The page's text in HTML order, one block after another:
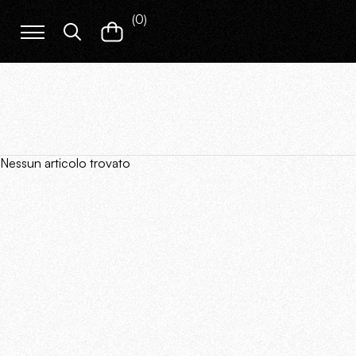
(0)
Nessun articolo trovato